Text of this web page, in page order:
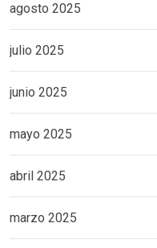
agosto 2025
julio 2025
junio 2025
mayo 2025
abril 2025
marzo 2025